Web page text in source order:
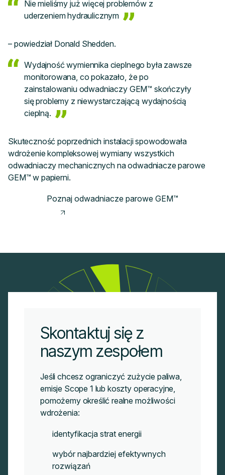
Nie mieliśmy już więcej problemów z
uderzeniem hydraulicznym
– powiedział Donald Shedden.
Wydajność wymiennika cieplnego była zawsze
monitorowana, co pokazało, że po
zainstalowaniu odwadniaczy GEM™ skończyły
się problemy z niewystarczającą wydajnością
cieplną.
Skuteczność poprzednich instalacji spowodowała
wdrożenie kompleksowej wymiany wszystkich
odwadniaczy mechanicznych na odwadniacze parowe
GEM™ w papierni.
Poznaj odwadniacze parowe GEM™
Skontaktuj się z
naszym zespołem
Jeśli chcesz ograniczyć zużycie paliwa,
emisje Scope 1 lub koszty operacyjne,
pomożemy określić realne możliwości
wdrożenia:
identyfikacja strat energii
wybór najbardziej efektywnych
rozwiązań